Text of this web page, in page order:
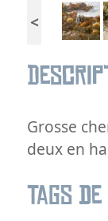
<
Grosse
deux en
Tags